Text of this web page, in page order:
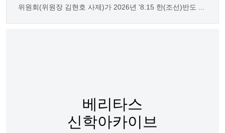
위원회(위원장 김현호 사제)가 2026년 '8.15 한(조선)반도 ...
베리타스
신학아카이브